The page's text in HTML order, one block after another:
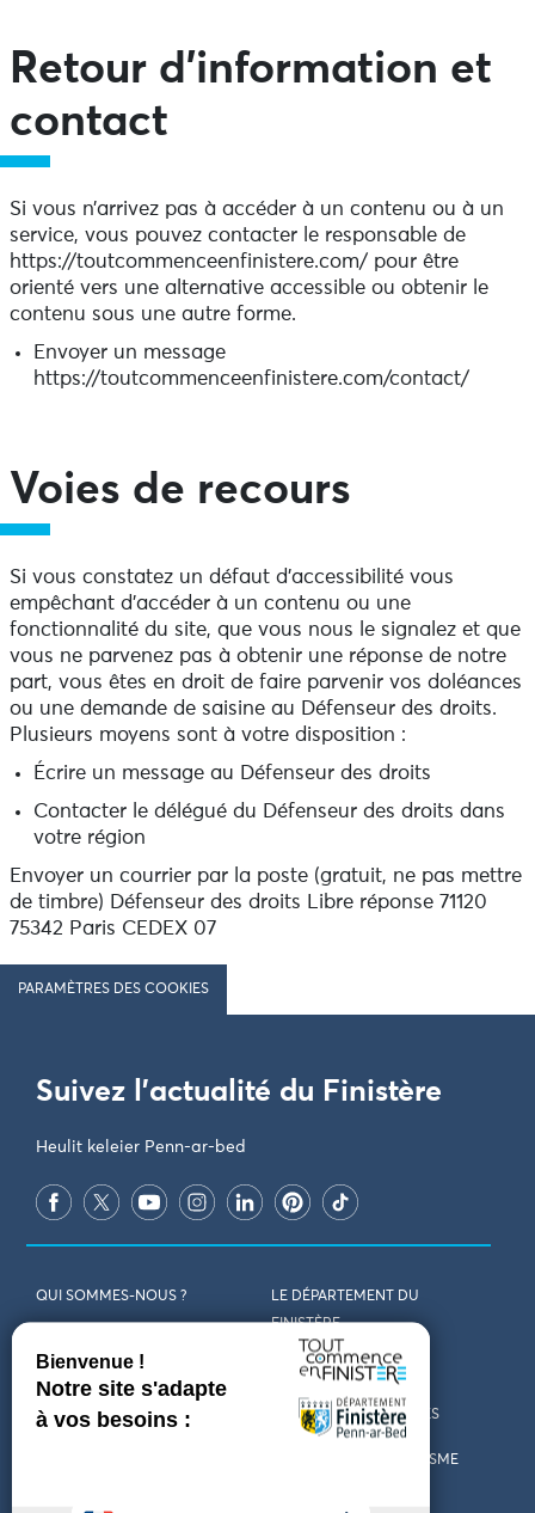
Retour d’information et
contact
Si vous n’arrivez pas à accéder à un contenu ou à un
service, vous pouvez contacter le responsable de
https://toutcommenceenfinistere.com/ pour être
orienté vers une alternative accessible ou obtenir le
contenu sous une autre forme.
Envoyer un message
https://toutcommenceenfinistere.com/contact/
Voies de recours
Si vous constatez un défaut d’accessibilité vous
empêchant d’accéder à un contenu ou une
fonctionnalité du site, que vous nous le signalez et que
vous ne parvenez pas à obtenir une réponse de notre
part, vous êtes en droit de faire parvenir vos doléances
ou une demande de saisine au Défenseur des droits.
Plusieurs moyens sont à votre disposition :
Écrire un message au Défenseur des droits
Contacter le délégué du Défenseur des droits dans
votre région
Envoyer un courrier par la poste (gratuit, ne pas mettre
de timbre) Défenseur des droits Libre réponse 71120
75342 Paris CEDEX 07
PARAMÈTRES DES COOKIES
Suivez l'actualité du Finistère
Heulit keleier Penn-ar-bed
QUI SOMMES-NOUS ?
LE DÉPARTEMENT DU
FINISTÈRE
REJOIGNEZ-NOUS VENIR EN FINISTÈRE
CONTACT CARTES ET BROCHURES
LES OFFICES DE TOURISME